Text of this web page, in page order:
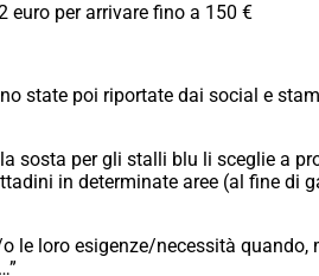
euro per arrivare fino a 150 €
state poi riportate dai social e
sosta per gli stalli blu li sceglie a
in determinate aree (al fine di
le loro esigenze/necessità